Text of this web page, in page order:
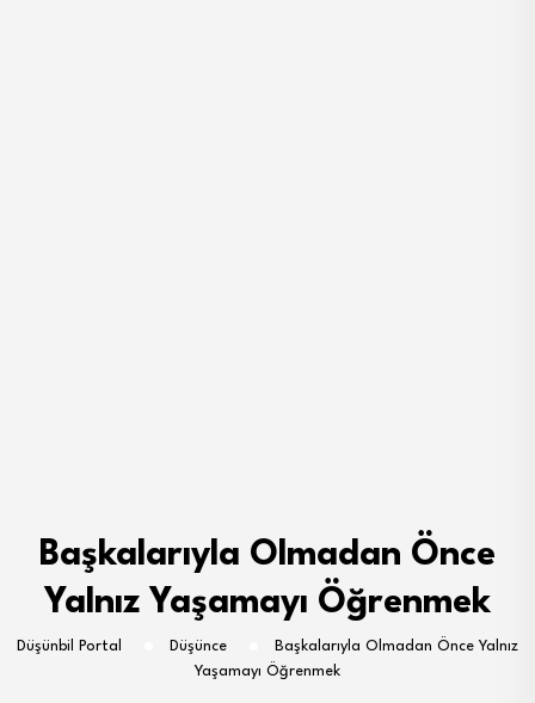
Başkalarıyla Olmadan Önce
Yalnız Yaşamayı Öğrenmek
Düşünbil Portal Düşünce
Başkalarıyla Olmadan Önce Yalnız
Yaşamayı Öğrenmek